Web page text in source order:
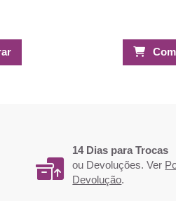
14 Dias para Trocas
ou Devoluções. Ver
Devolução.